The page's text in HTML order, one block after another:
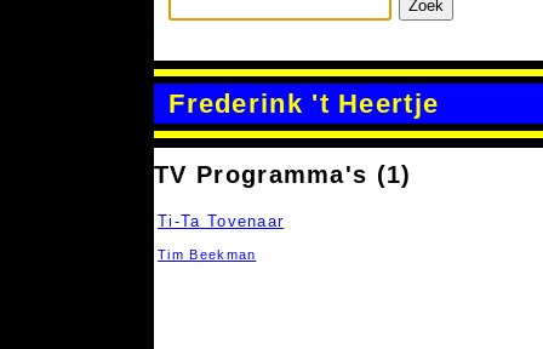
Zoek
Frederink 't Heertje
TV Programma's (1)
Ti-Ta Tovenaar
Tim Beekman